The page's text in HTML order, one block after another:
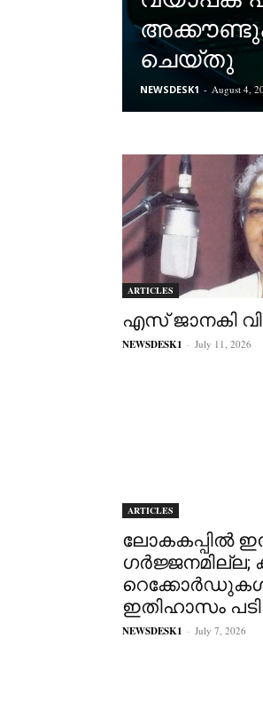
ചെയ്തു
NEWSDESK1 - August 4,
ARTICLES
എസ് ജാനകി
NEWSDESK1 - July 11, 2026
ARTICLES
ലോകകപ്പില്‍
ഗർജ്ജനമില്ല;
റെക്കോർഡുകൾ
ഇതിഹാസം
NEWSDESK1 - July 7, 2026